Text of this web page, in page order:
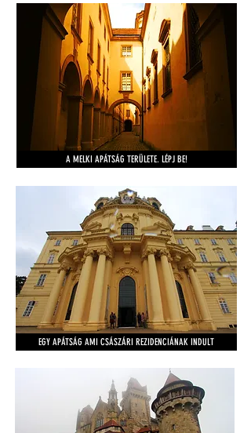
A MELKI APÁTSÁG TERÜLETE. LÉPJ BE!
EGY APÁTSÁG AMI CSÁSZÁRI REZIDENCIÁNAK INDULT